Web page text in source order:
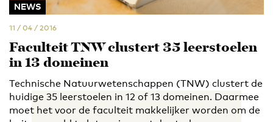
NEWS
11 / 04 / 2016
Faculteit TNW clustert 35 leerstoelen
in 13 domeinen
Technische Natuurwetenschappen (TNW) clustert de
huidige 35 leerstoelen in 12 of 13 domeinen. Daarmee
moet het voor de faculteit makkelijker worden om de